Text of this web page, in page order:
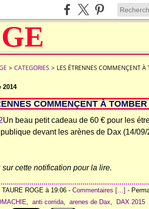
> CATEGORIES > LES ÉTRENNES COMMENÇENT À
2014
COMMENÇENT À TOMBER
Un beau petit cadeau de 60 € pour les
devant les arènes de Dax (14/
sur cette notification pour la lire.
TAURE ROGE à 19:06 - Commentaires […] -
, anti corrida, arenes de Dax, DAX 2015